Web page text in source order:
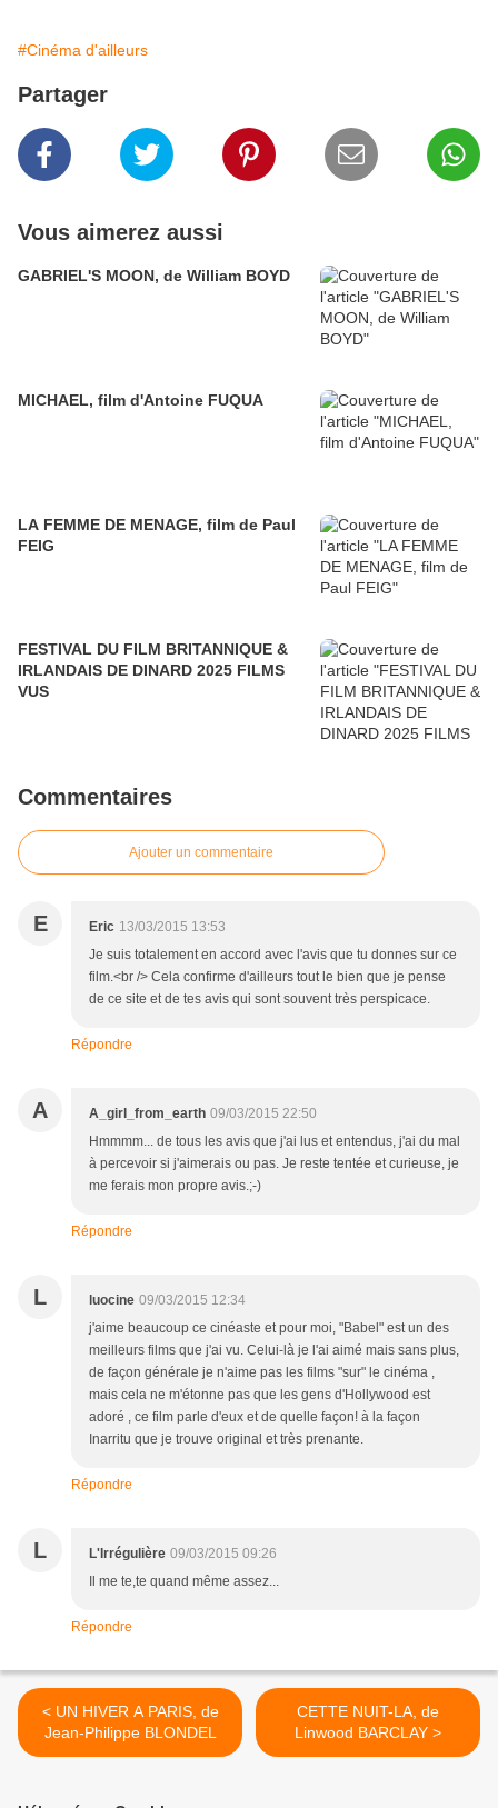
#Cinéma d'ailleurs
Partager
Vous aimerez aussi
GABRIEL'S MOON, de William BOYD
MICHAEL, film d'Antoine FUQUA
LA FEMME DE MENAGE, film de Paul
FEIG
FESTIVAL DU FILM BRITANNIQUE &
IRLANDAIS DE DINARD 2025 FILMS
VUS
Commentaires
Ajouter un commentaire
E Eric 13/03/2015 13:53
Je suis totalement en accord avec l'avis que tu donnes sur ce
film.<br /> Cela confirme d'ailleurs tout le bien que je pense
de ce site et de tes avis qui sont souvent très perspicace.
Répondre
A A_girl_from_earth 09/03/2015 22:50
Hmmmm... de tous les avis que j'ai lus et entendus, j'ai du mal
à percevoir si j'aimerais ou pas. Je reste tentée et curieuse, je
me ferais mon propre avis.;-)
Répondre
L luocine 09/03/2015 12:34
j'aime beaucoup ce cinéaste et pour moi, "Babel" est un des
meilleurs films que j'ai vu. Celui-là je l'ai aimé mais sans plus,
de façon générale je n'aime pas les films "sur" le cinéma ,
mais cela ne m'étonne pas que les gens d'Hollywood est
adoré , ce film parle d'eux et de quelle façon! à la façon
Inarritu que je trouve original et très prenante.
Répondre
L L'Irrégulière 09/03/2015 09:26
Il me te,te quand même assez...
Répondre
< UN HIVER A PARIS, de
Jean-Philippe BLONDEL
CETTE NUIT-LA, de
Linwood BARCLAY >